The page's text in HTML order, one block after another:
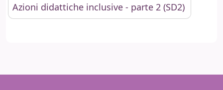
Azioni didattiche inclusive - parte 2 (SD2)
Azioni didattiche inclusive - parte 2 (SD2)